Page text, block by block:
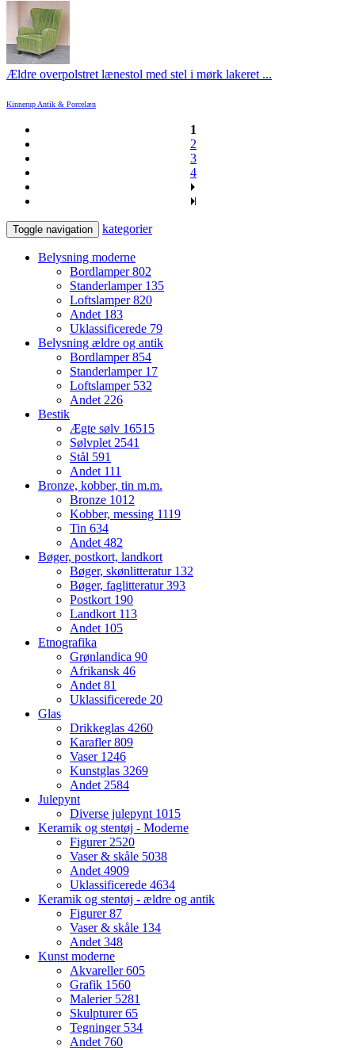
Ældre overpolstret lænestol med stel i mørk lakeret ...
Kinnerup Antik & Porcelæn
1
2
3
4
Toggle navigation kategorier
Belysning moderne
Bordlamper802
Standerlamper 135
Loftslamper820
Andet 183
Uklassificerede 79
Belysning ældre og antik
Bordlamper854
Standerlamper 17
Loftslamper 532
Andet 226
Bestik
Ægte sølv 16515
Sølvplet 2541
Stål 591
Andet 111
Bronze, kobber, tin m.m.
Bronze 1012
Kobber, messing 1119
Tin 634
Andet 482
Bøger, postkort, landkort
Bøger, skønlitteratur 132
Bøger, faglitteratur393
Postkort 190
Landkort 113
Andet 105
Etnografika
Grønlandica 90
Afrikansk 46
Andet 81
Uklassificerede 20
Glas
Drikkeglas 4260
Karafler809
Vaser 1246
Kunstglas 3269
Andet 2584
Julepynt
Diverse julepynt 1015
Keramik og stentøj - Moderne
Figurer 2520
Vaser & skåle 5038
Andet 4909
Uklassificerede 4634
Keramik og stentøj - ældre og antik
Figurer87
Vaser & skåle 134
Andet 348
Kunst moderne
Akvareller605
Grafik 1560
Malerier 5281
Skulpturer65
Tegninger 534
Andet 760